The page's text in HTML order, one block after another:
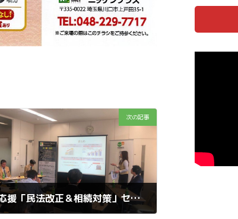
次の記事
賃貸経営応援「民法改正＆相続対策」セミナー：ニッケントラスト主催